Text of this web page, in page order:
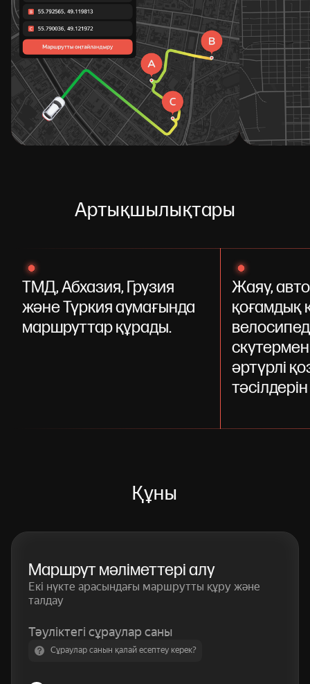
Артықшылықтары
ТМД, Абхазия, Грузия
және Түркия аумағында
маршруттар құрады.
Жаяу,
қоғамдық
әртүрлі
Құны
Маршрут мәліметтері алу
Екі нүкте арасындағы маршрутты құру және
талдау
Тәуліктегі сұраулар саны
Сұраулар санын қалай есептеу керек?